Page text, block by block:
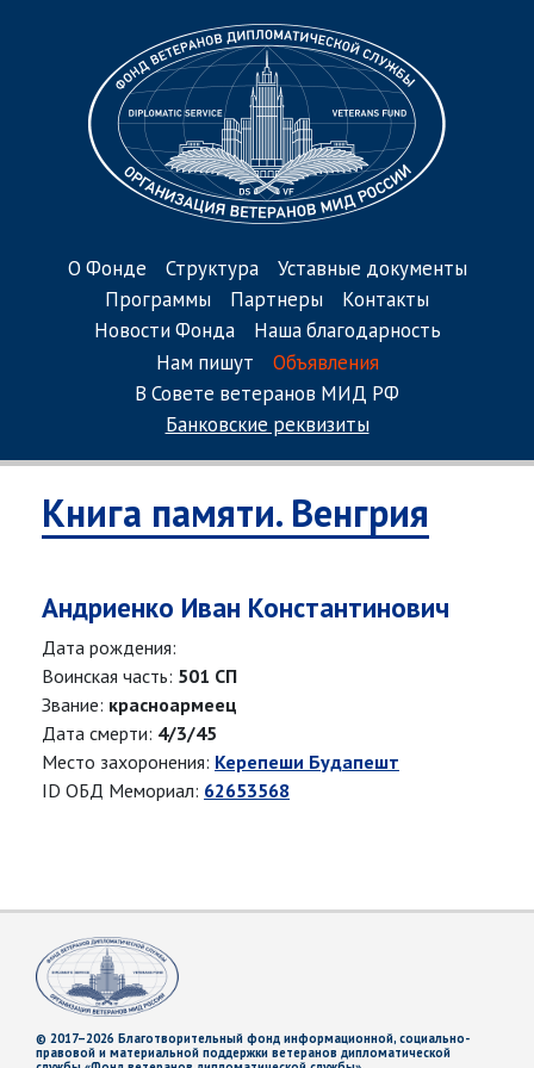
О Фонде Структура
Уставные документы
Программы
Партнеры
Контакты
Новости Фонда
Наша благодарность
Нам пишут
Объявления
В Совете ветеранов МИД РФ
Банковские реквизиты
Книга памяти. Венгрия
Андриенко Иван Константинович
Дата рождения:
Воинская часть: 501 СП
Звание: красноармеец
Дата смерти: 4/3/45
Место захоронения: Керепеши Будапешт
ID ОБД Мемориал: 62653568
© 2017–2026 Благотворительный фонд информационной, социально-
правовой и материальной поддержки ветеранов дипломатической